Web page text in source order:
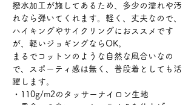
撥水加工が施してあるため、多少の濡れや汚
れなら弾いてくれます。軽く、丈夫なので、
ハイキングやサイクリングにおススメです
が、軽いジョギングならOK。
まるでコットンのような自然な風合いなの
で、スポーティ感は無く、普段着としても活
躍します。
・110g/m2のタッサーナイロン生地